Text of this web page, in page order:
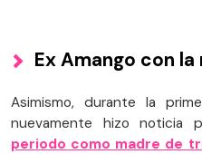
Ex Amango con
Asimismo, durante la
nuevamente hizo noticia
periodo como madre de